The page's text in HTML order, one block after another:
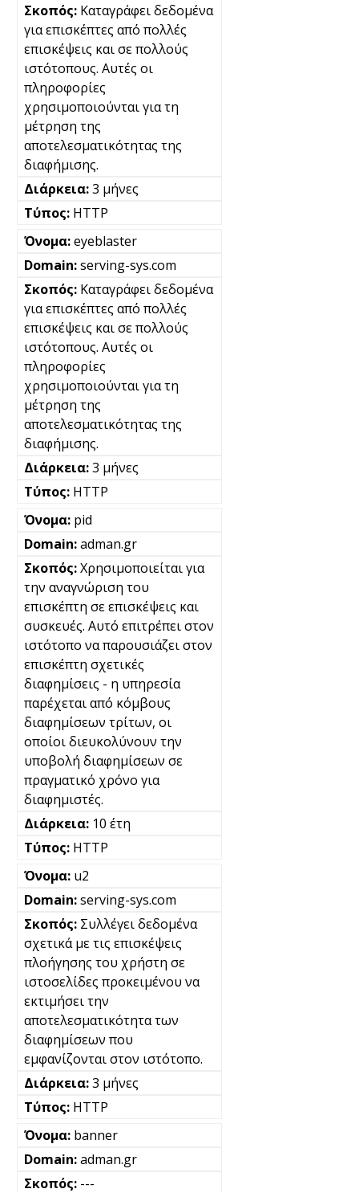
Καταγράφει δεδομένα
για επισκέπτες από πολλές
επισκέψεις και σε πολλούς
ιστότοπους. Αυτές οι
πληροφορίες
χρησιμοποιούνται για τη
μέτρηση της
αποτελεσματικότητας της
διαφήμισης.
3 μήνες
HTTP
eyeblaster
serving-sys.com
Καταγράφει δεδομένα
για επισκέπτες από πολλές
επισκέψεις και σε πολλούς
ιστότοπους. Αυτές οι
πληροφορίες
χρησιμοποιούνται για τη
μέτρηση της
αποτελεσματικότητας της
διαφήμισης.
3 μήνες
HTTP
pid
adman.gr
Χρησιμοποιείται για
την αναγνώριση του
επισκέπτη σε επισκέψεις και
συσκευές. Αυτό επιτρέπει στον
ιστότοπο να παρουσιάζει στον
επισκέπτη σχετικές
διαφημίσεις - η υπηρεσία
παρέχεται από κόμβους
διαφημίσεων τρίτων, οι
οποίοι διευκολύνουν την
υποβολή διαφημίσεων σε
πραγματικό χρόνο για
διαφημιστές.
10 έτη
HTTP
u2
serving-sys.com
Συλλέγει δεδομένα
σχετικά με τις επισκέψεις
πλοήγησης του χρήστη σε
ιστοσελίδες προκειμένου να
εκτιμήσει την
αποτελεσματικότητα των
διαφημίσεων που
εμφανίζονται στον ιστότοπο.
3 μήνες
HTTP
banner
adman.gr
---